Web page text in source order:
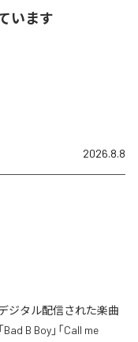
います
2026.8.8
ジタル配信された楽曲
Bad B Boy」「Call me